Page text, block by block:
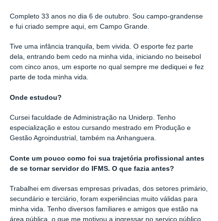
Completo 33 anos no dia 6 de outubro. Sou campo-grandense
e fui criado sempre aqui, em Campo Grande.
Tive uma infância tranquila, bem vivida. O esporte fez parte
dela, entrando bem cedo na minha vida, iniciando no beisebol
com cinco anos, um esporte no qual sempre me dediquei e fez
parte de toda minha vida.
Onde estudou?
Cursei faculdade de Administração na Uniderp. Tenho
especialização e estou cursando mestrado em Produção e
Gestão Agroindustrial, também na Anhanguera.
Conte um pouco como foi sua trajetória profissional antes
de se tornar servidor do IFMS. O que fazia antes?
Trabalhei em diversas empresas privadas, dos setores primário,
secundário e terciário, foram experiências muito válidas para
minha vida. Tenho diversos familiares e amigos que estão na
área pública, o que me motivou a ingressar no serviço público,